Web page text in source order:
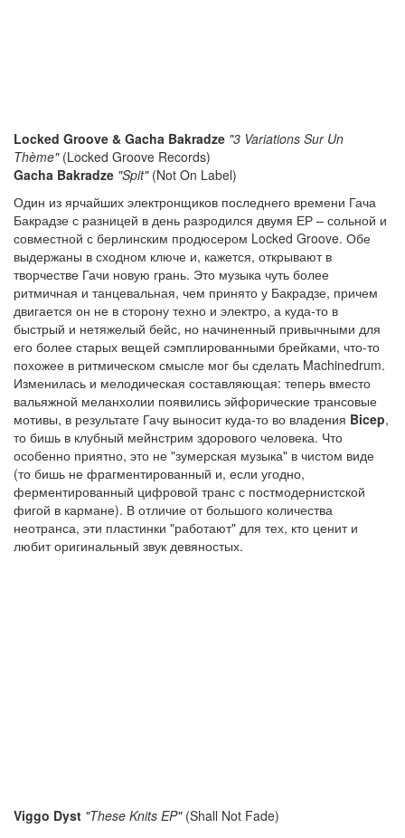
Locked Groove & Gacha Bakradze "3 Variations Sur Un
Thème"(Locked Groove Records)
Gacha Bakradze "Spit"(Not On Label)
Один из ярчайших электронщиков последнего времени Гача
Бакрадзе с разницей в день разродился двумя ЕР – сольной и
совместной с берлинским продюсером Locked Groove. Обе
выдержаны в сходном ключе и, кажется, открывают в
творчестве Гачи новую грань. Это музыка чуть более
ритмичная и танцевальная, чем принято у Бакрадзе, причем
двигается он не в сторону техно и электро, а куда-то в
быстрый и нетяжелый бейс, но начиненный привычными для
его более старых вещей сэмплированными брейками, что-то
похожее в ритмическом смысле мог бы сделать Machinedrum.
Изменилась и мелодическая составляющая: теперь вместо
вальяжной меланхолии появились эйфорические трансовые
мотивы, в результате Гачу выносит куда-то во владения Bicep,
то бишь в клубный мейнстрим здорового человека. Что
особенно приятно, это не "зумерская музыка" в чистом виде
(то бишь не фрагментированный и, если угодно,
ферментированный цифровой транс с постмодернистской
фигой в кармане). В отличие от большого количества
неотранса, эти пластинки "работают" для тех, кто ценит и
любит оригинальный звук девяностых.
Viggo Dyst "These Knits EP"(Shall Not Fade)